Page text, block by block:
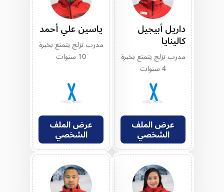
داريل أبيجيل
كالينايا
مدرب تزلج يتمتع بخبرة
4 سنوات
عرض الملف
الشخصي
ياسين علي أحمد
مدرب تزلج يتمتع بخبرة
10 سنوات
عرض الملف
الشخصي